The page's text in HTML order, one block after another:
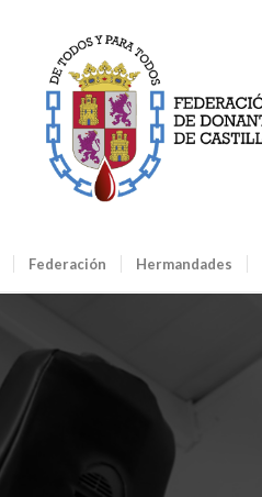
Federación Hermandades